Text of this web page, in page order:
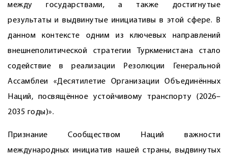
между государствами, а также достигнутые
результаты и выдвинутые инициативы в этой сфере. В
данном контексте одним из ключевых направлений
внешнеполитической стратегии Туркменистана стало
содействие в реализации Резолюции Генеральной
Ассамблеи «Десятилетие Организации Объединённых
Наций, посвящённое устойчивому транспорту (2026–
2035 годы)».
Признание Сообществом Наций важности
международных инициатив нашей страны, выдвинутых